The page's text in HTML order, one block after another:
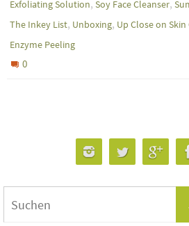
Exfoliating Solution, Soy Face Cleanser,
The Inkey List, Unboxing, Up Close on Skin
Enzyme Peeling
0